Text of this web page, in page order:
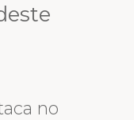
no